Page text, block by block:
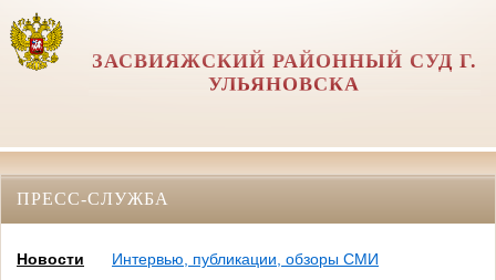
ЗАСВИЯЖСКИЙ РАЙОННЫЙ СУД Г.
УЛЬЯНОВСКА
ПРЕСС-СЛУЖБА
Новости
Интервью, публикации, обзоры СМИ